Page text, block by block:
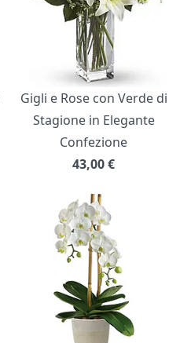
Gigli e Rose con Verde di
Stagione in Elegante
Confezione
43,00€